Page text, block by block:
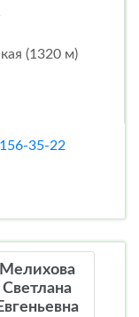
(1320 м)
35-22
Мелихова
Светлана
Евгеньевна